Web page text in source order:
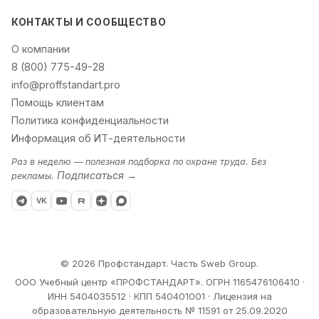
КОНТАКТЫ И СООБЩЕСТВО
О компании
8 (800) 775-49-28
info@proffstandart.pro
Помощь клиентам
Политика конфиденциальности
Информация об ИТ-деятельности
Раз в неделю — полезная подборка по охране труда. Без
рекламы. Подписаться →
VK
© 2026 Профстандарт. Часть Sweb Group.
ООО Учебный центр «ПРОФСТАНДАРТ». ОГРН 1165476106410 ·
ИНН 5404035512 · КПП 540401001 · Лицензия на
образовательную деятельность № 11591 от 25.09.2020